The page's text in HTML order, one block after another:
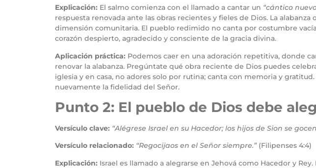
Explicación: El salmo comienza con el llamado a cantar un “cántico
respuesta renovada ante las obras recientes y fieles de Dios. La alabanza
dimensión comunitaria. El pueblo redimido no canta por costumbre
corazón despierto, agradecido y consciente de la gracia divina.
Aplicación práctica: Podemos caer en una adoración repetitiva, donde
renovar la alabanza. Pregúntate qué obra reciente de Dios puedes
iglesia y en casa, no adores solo por rutina; canta con memoria y
nuevamente la fidelidad del Señor.
Punto 2: El pueblo de Dios debe
Versículo clave: “Alégrese Israel en su Hacedor; los hijos de Sion se
Versículo relacionado: “Regocijaos en el Señor siempre.”(Filipenses 4:4)
Explicación: Israel es llamado a alegrarse en Jehová como Hacedor y